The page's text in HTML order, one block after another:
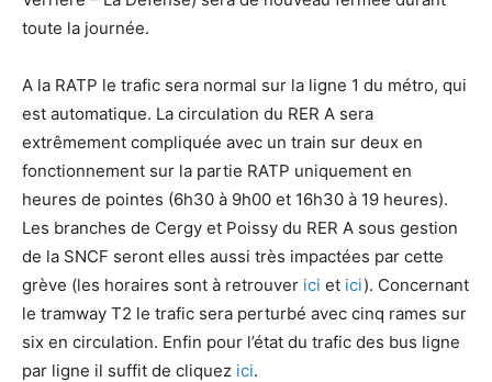
toute la journée.
A la RATP le trafic sera normal sur la ligne 1 du métro, qui
est automatique. La circulation du RER A sera
extrêmement compliquée avec un train sur deux en
fonctionnement sur la partie RATP uniquement en
heures de pointes (6h30 à 9h00 et 16h30 à 19 heures).
Les branches de Cergy et Poissy du RER A sous gestion
de la SNCF seront elles aussi très impactées par cette
grève (les horaires sont à retrouver ici et ici). Concernant
le tramway T2 le trafic sera perturbé avec cinq rames sur
six en circulation. Enfin pour l’état du trafic des bus ligne
par ligne il suffit de cliquez ici.